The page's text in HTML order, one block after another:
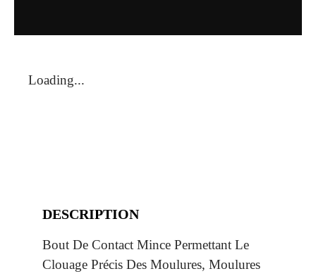
Loading...
DESCRIPTION
Bout De Contact Mince Permettant Le
Clouage Précis Des Moulures, Moulures